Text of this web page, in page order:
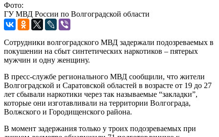
Фото:
ГУ МВД России по Волгоградской области
Сотрудники волгоградского МВД задержали подозреваемых в
покушении на сбыт синтетических наркотиков – пятерых
мужчин и одну женщину.
В пресс-службе регионального МВД сообщили, что жители
Волгоградской и Саратовской областей в возрасте от 19 до 27
лет сбывали наркотики через так называемые “закладки”,
которые они изготавливали на территории Волгограда,
Волжского и Городищенского района.
В момент задержания только у троих подозреваемых при